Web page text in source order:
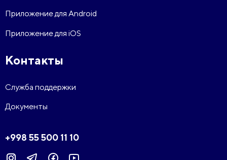
Приложение для Android
Приложение для iOS
Контакты
Служба поддержки
Документы
+998 55 500 11 10